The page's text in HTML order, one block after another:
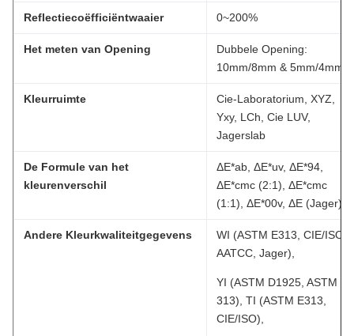
Reflectiecoëfficiëntwaaier 0~200%
Het meten van Opening
Dubbele Opening:
10mm/8mm & 5mm/4mm
Kleurruimte
Cie-Laboratorium, XYZ,
Yxy, LCh, Cie LUV,
Jagerslab
De Formule van het
kleurenverschil
ΔE*ab, ΔE*uv, ΔE*94,
ΔE*cmc (2:1), ΔE*cmc
(1:1), ΔE*00v, ΔE (Jager)
Andere Kleurkwaliteitgegevens
WI (ASTM E313, CIE/ISO,
AATCC, Jager),
YI (ASTM D1925, ASTM
313), TI (ASTM E313,
CIE/ISO),